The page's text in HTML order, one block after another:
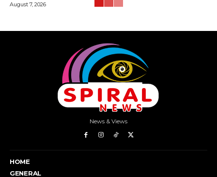
August 7, 2026
News & Views
HOME
GENERAL